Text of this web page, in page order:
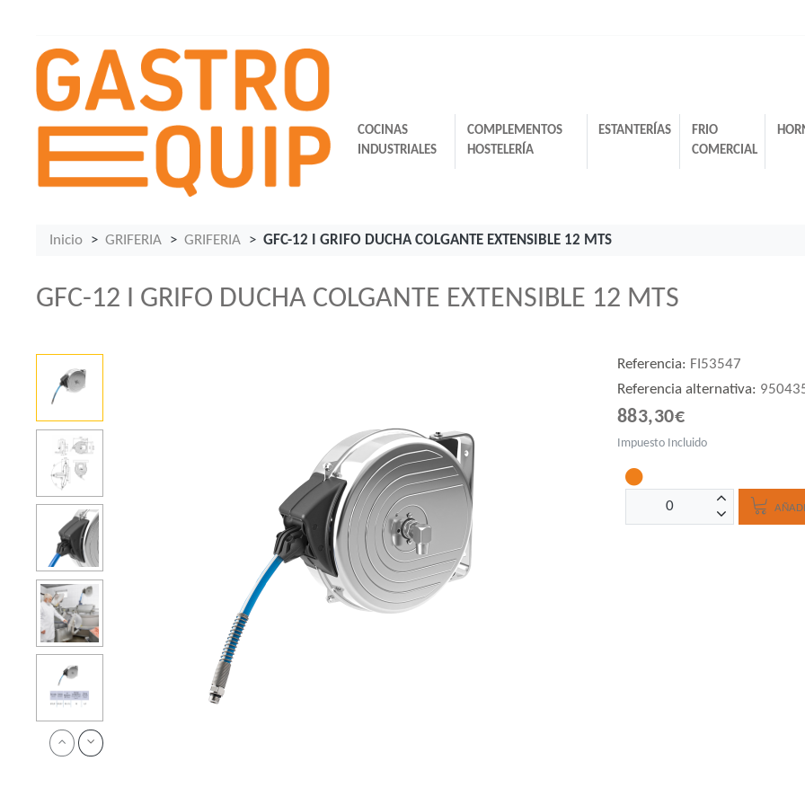
COCINAS
INDUSTRIALES
COMPLEMENTOS
HOSTELERÍA
ESTANTERÍAS
FRIO
COMERCIAL
Inicio GRIFERIA GRIFERIA GFC-12 I GRIFO DUCHA COLGANTE EXTENSIBLE 12 MTS
GFC-12 I GRIFO DUCHA COLGANTE EXTENSIBLE 12 MTS
Referencia: FI53547
Referencia alternativa:
883,30€
Impuesto Incluido